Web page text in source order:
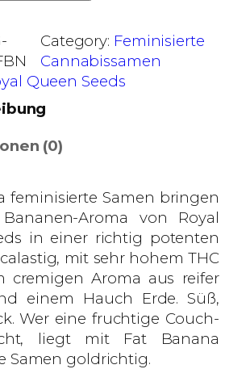
7
0
,
0
Category: Feminisierte
Cannabissamen
Queen Seeds
(0)
feminisierte Samen bringen
Aroma von Royal
in einer richtig potenten
mit sehr hohem THC
cremigen Aroma aus reifer
einem Hauch Erde. Süß,
Wer eine fruchtige Couch-
liegt mit Fat Banana
Samen goldrichtig.